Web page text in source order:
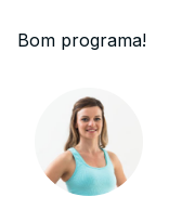
Bom programa!